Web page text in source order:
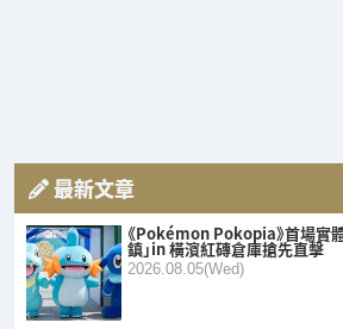
最新文章
《Pokémon Pokopia》首場實
鎮」in 橫濱紅磚倉庫搶先直擊
2026.08.05(Wed)